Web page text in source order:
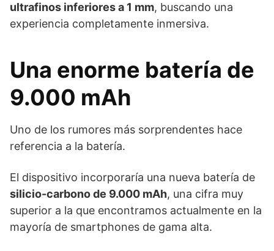
ultrafinos inferiores a 1 mm, buscando una
experiencia completamente inmersiva.
Una enorme batería de
9.000 mAh
Uno de los rumores más sorprendentes hace
referencia a la batería.
El dispositivo incorporaría una nueva batería de
silicio-carbono de 9.000 mAh, una cifra muy
superior a la que encontramos actualmente en la
mayoría de smartphones de gama alta.